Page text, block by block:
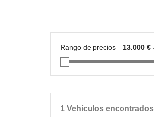
Rango de precios
1 Vehículos encontrados